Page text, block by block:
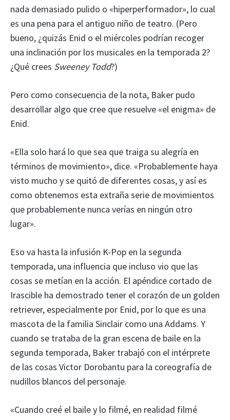
nada demasiado pulido o «hiperperformador», lo cual
es una pena para el antiguo niño de teatro. (Pero
bueno, ¿quizás Enid o el miércoles podrían recoger
una inclinación por los musicales en la temporada 2?
¿Qué crees Sweeney Todd?)
Pero como consecuencia de la nota, Baker pudo
desarrollar algo que cree que resuelve «el enigma» de
Enid.
«Ella solo hará lo que sea que traiga su alegría en
términos de movimiento», dice. «Probablemente haya
visto mucho y se quitó de diferentes cosas, y así es
como obtenemos esta extraña serie de movimientos
que probablemente nunca verías en ningún otro
lugar».
Eso va hasta la infusión K-Pop en la segunda
temporada, una influencia que incluso vio que las
cosas se metían en la acción. El apéndice cortado de
Irascible ha demostrado tener el corazón de un golden
retriever, especialmente por Enid, por lo que es una
mascota de la familia Sinclair como una Addams. Y
cuando se trataba de la gran escena de baile en la
segunda temporada, Baker trabajó con el intérprete
de las cosas Victor Dorobantu para la coreografía de
nudillos blancos del personaje.
«Cuando creé el baile y lo filmé, en realidad filmé